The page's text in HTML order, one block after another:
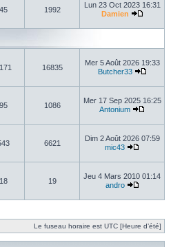
45 1992
Lun 23 Oct 2023 16:31
Damien
16835
Mer 5 Août 2026 19:33
Butcher33
95 1086
Mer 17 Sep 2025 16:25
Antonium
6621
Dim 2 Août 2026 07:59
mic43
18 19
Jeu 4 Mars 2010 01:14
andro
Le fuseau horaire est UTC [Heure d’été]